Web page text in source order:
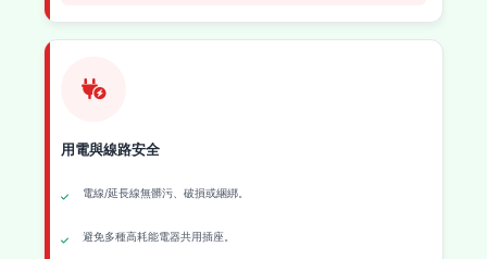
用電與線路安全
電線/延長線無髒污、破損或綑綁。
避免多種高耗能電器共用插座。